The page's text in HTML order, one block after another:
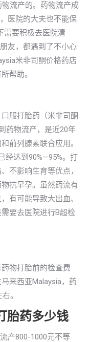
流产的。药物流产成
医院的大夫也不能保
需要积极去医院清
友，都遇到了不小心
米非司酮价格药店
帮助。
服打胎药（米非司酮
药物流产，是近20年
前列腺素联合应用。
经达到90%—95%。打
不影响生育等优点，
抗早孕。虽然药流有
有可能导致大出血、
要去医院进行B超检
物打胎前的检查费
来西亚Malaysia，药
。
胎药多少钱
产800-1000元不等